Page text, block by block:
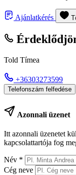
Ajánlatkérés
Told Tímea
+36303273599
Telefonszám felfedése
Azonnali üzenet
Itt azonnali üzenetet
kapcsolattartója fog
Név *
Cég neve